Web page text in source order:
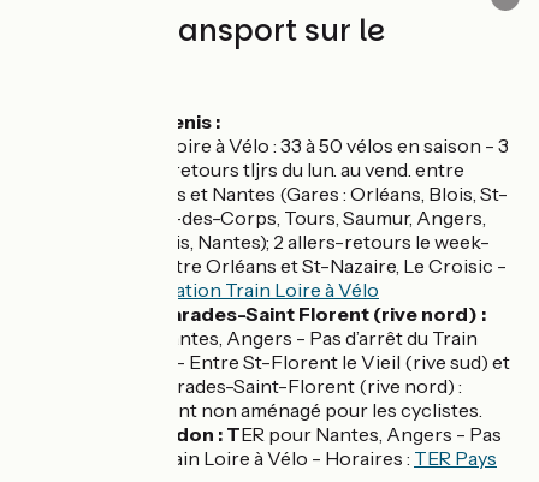
Trains et transport sur le
Gare d’Ancenis :
Train Loire à Vélo : 33 à 50 vélos en saison - 3
allers-retours tljrs du lun. au vend. entre
Orléans et Nantes (Gares : Orléans, Blois, St-
Pierre-des-Corps, Tours, Saumur, Angers,
Ancenis, Nantes); 2 allers-retours le week-
end entre Orléans et St-Nazaire, Le Croisic -
Information Train Loire à Vélo
Gares de Varades-Saint Florent (rive nord) :
TER pour Nantes, Angers - Pas d’arrêt du Train
Loire à Vélo - Entre St-Florent le Vieil (rive sud) et
la gare de Varades-Saint-Florent (rive nord) :
attention pont non aménagé pour les cyclistes.
Gare de Oudon : TER pour Nantes, Angers - Pas
d’arrêt du Train Loire à Vélo - Horaires : TER Pays